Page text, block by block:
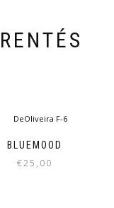
BLUEMOOD
€25,00